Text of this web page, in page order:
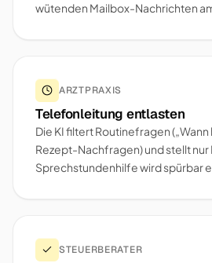
wütenden Mailbox-Nachrichten
ARZTPRAXIS
Telefonleitung entlasten
Die KI filtert Routinefragen
Rezept-Nachfragen) und stellt nur
Sprechstundenhilfe wird spürbar
STEUERBERATER